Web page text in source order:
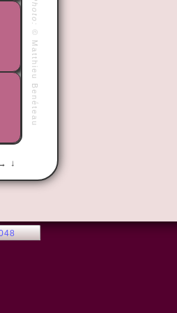
Photo:
©
Matthieu Benéteau
↓